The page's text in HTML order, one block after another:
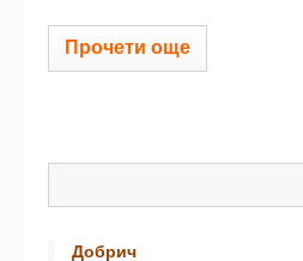
Прочети още
Добрич